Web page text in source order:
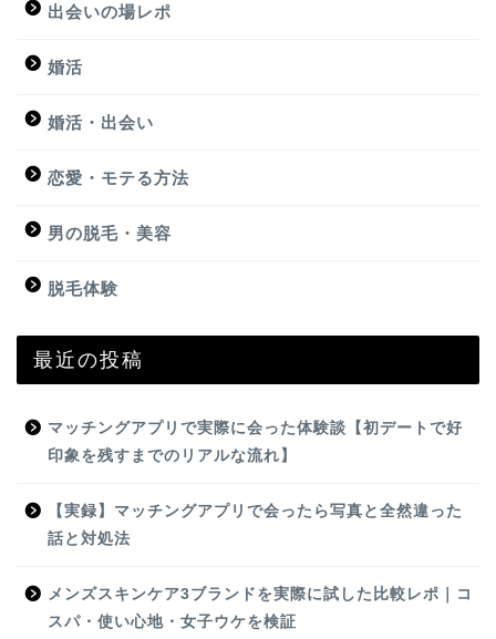
出会いの場レポ
婚活
婚活・出会い
恋愛・モテる方法
男の脱毛・美容
脱毛体験
最近の投稿
マッチングアプリで実際に会った体験談【初デートで好
印象を残すまでのリアルな流れ】
【実録】マッチングアプリで会ったら写真と全然違った
話と対処法
メンズスキンケア3ブランドを実際に試した比較レポ｜コ
スパ・使い心地・女子ウケを検証